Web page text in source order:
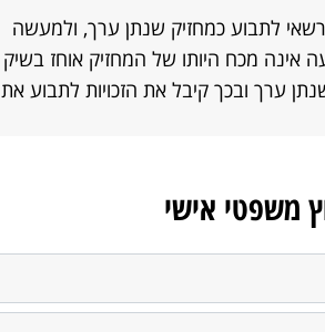
לתבוע כמחזיק שנתן ערך, ולמעשה
אינה מכח היותו של המחזיק אוחז בשיק
ערך ובכך קיבל את הזכויות לתבוע את
משפטי אישי